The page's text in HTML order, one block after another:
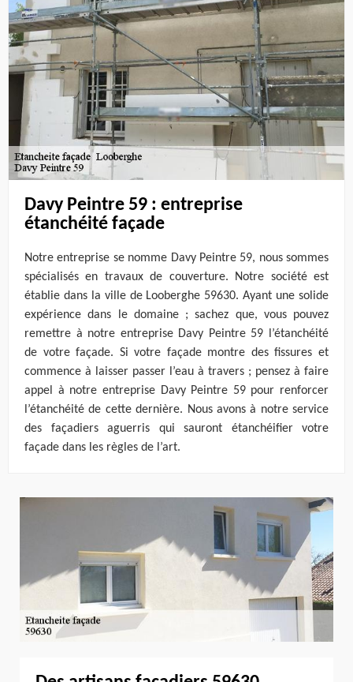
Davy Peintre 59 : entreprise
étanchéité façade
Notre entreprise se nomme Davy Peintre 59, nous sommes
spécialisés en travaux de couverture. Notre société est
établie dans la ville de Looberghe 59630. Ayant une solide
expérience dans le domaine ; sachez que, vous pouvez
remettre à notre entreprise Davy Peintre 59 l’étanchéité
de votre façade. Si votre façade montre des fissures et
commence à laisser passer l’eau à travers ; pensez à faire
appel à notre entreprise Davy Peintre 59 pour renforcer
l’étanchéité de cette dernière. Nous avons à notre service
des façadiers aguerris qui sauront étanchéifier votre
façade dans les règles de l’art.